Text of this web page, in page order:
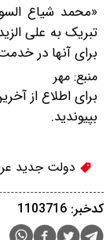
«محمد شیاع
تبریک به علی
برای آنها در
منبع: مهر
برای اطلاع از
بپیوندید.
دولت جدید
کدخبر: 1103716